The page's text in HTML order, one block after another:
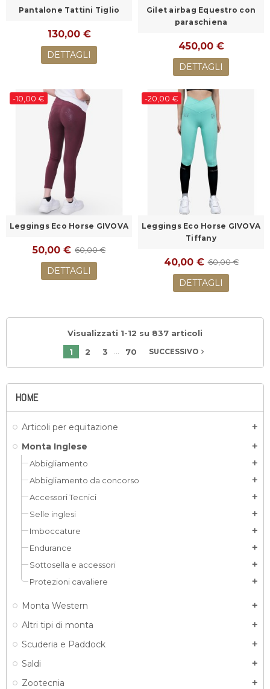
HOME
Articoli per equitazione add
Monta Inglese add
Abbigliamento add
Abbigliamento da concorso add
Accessori Tecnici add
Selle inglesi add
Imboccature add
Endurance add
Sottosella e accessori add
Protezioni cavaliere add
Monta Western add
Altri tipi di monta add
Scuderia e Paddock add
Saldi add
Zootecnia add
Pantalone Tattini Tiglio
130,00 €
DETTAGLI
Gilet airbag Equestro con
paraschiena
450,00 €
DETTAGLI
-10,00 €
Leggings Eco Horse GIVOVA
50,00 € 60,00 €
DETTAGLI
-20,00 €
Leggings Eco Horse GIVOVA
Tiffany
40,00 € 60,00 €
DETTAGLI
Visualizzati 1-12 su 837 articoli
1
2 3 70 SUCCESSIVO navigate_next